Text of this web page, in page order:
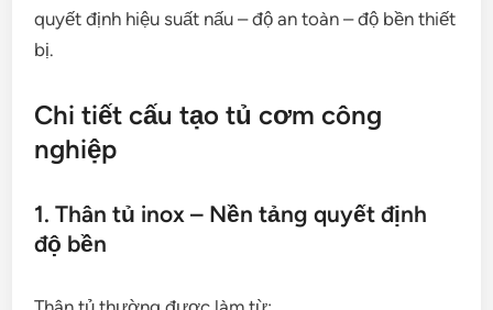
quyết định hiệu suất nấu – độ an toàn – độ bền thiết
bị.
Chi tiết cấu tạo tủ cơm công
nghiệp
1. Thân tủ inox – Nền tảng quyết định
độ bền